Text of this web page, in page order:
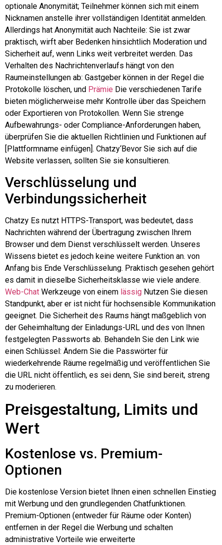
optionale Anonymität; Teilnehmer können sich mit einem
Nicknamen anstelle ihrer vollständigen Identität anmelden.
Allerdings hat Anonymität auch Nachteile: Sie ist zwar
praktisch, wirft aber Bedenken hinsichtlich Moderation und
Sicherheit auf, wenn Links weit verbreitet werden. Das
Verhalten des Nachrichtenverlaufs hängt von den
Raumeinstellungen ab: Gastgeber können in der Regel die
Protokolle löschen, und Prämie Die verschiedenen Tarife
bieten möglicherweise mehr Kontrolle über das Speichern
oder Exportieren von Protokollen. Wenn Sie strenge
Aufbewahrungs- oder Compliance-Anforderungen haben,
überprüfen Sie die aktuellen Richtlinien und Funktionen auf
[Plattformname einfügen]. Chatzy‘Bevor Sie sich auf die
Website verlassen, sollten Sie sie konsultieren.
Verschlüsselung und
Verbindungssicherheit
Chatzy Es nutzt HTTPS-Transport, was bedeutet, dass
Nachrichten während der Übertragung zwischen Ihrem
Browser und dem Dienst verschlüsselt werden. Unseres
Wissens bietet es jedoch keine weitere Funktion an. von
Anfang bis Ende Verschlüsselung. Praktisch gesehen gehört
es damit in dieselbe Sicherheitsklasse wie viele andere.
Web-Chat Werkzeuge von einem lässig Nutzen Sie diesen
Standpunkt, aber er ist nicht für hochsensible Kommunikation
geeignet. Die Sicherheit des Raums hängt maßgeblich von
der Geheimhaltung der Einladungs-URL und des von Ihnen
festgelegten Passworts ab. Behandeln Sie den Link wie
einen Schlüssel: Ändern Sie die Passwörter für
wiederkehrende Räume regelmäßig und veröffentlichen Sie
die URL nicht öffentlich, es sei denn, Sie sind bereit, streng
zu moderieren.
Preisgestaltung, Limits und
Wert
Kostenlose vs. Premium-
Optionen
Die kostenlose Version bietet Ihnen einen schnellen Einstieg
mit Werbung und den grundlegenden Chatfunktionen.
Premium-Optionen (entweder für Räume oder Konten)
entfernen in der Regel die Werbung und schalten
administrative Vorteile wie erweiterte